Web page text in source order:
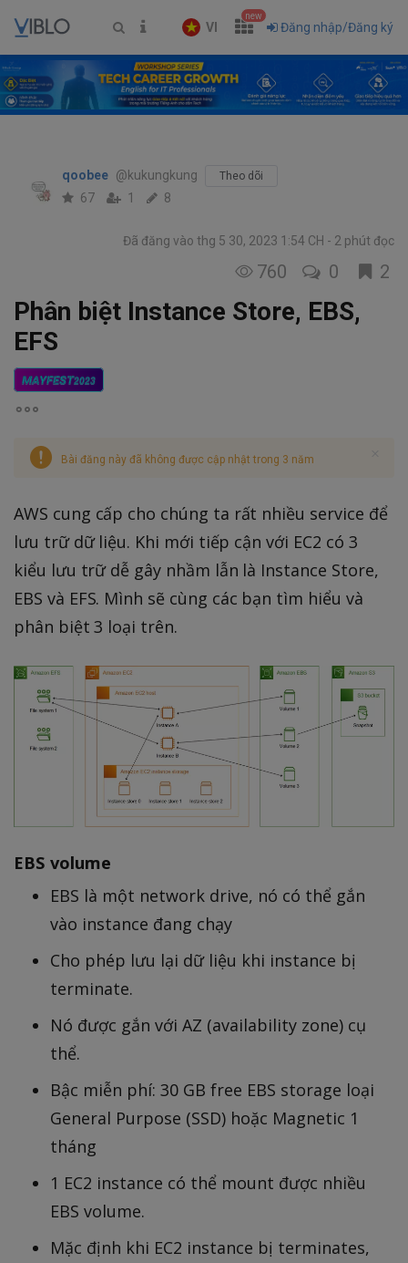
VI
new
Đăng nhập/Đăng ký
qoobee @kukungkung Theo dõi
67 1 8
Đã đăng vào thg 5 30, 2023 1:54 CH 2 phút đọc
760 0 2
Phân biệt Instance Store, EBS,
EFS
MAYFEST2023
Bài đăng này đã không được cập nhật trong 3 năm
AWS cung cấp cho chúng ta rất nhiều service để
lưu trữ dữ liệu. Khi mới tiếp cận với EC2 có 3
kiểu lưu trữ dễ gây nhầm lẫn là Instance Store,
EBS và EFS. Mình sẽ cùng các bạn tìm hiểu và
phân biệt 3 loại trên.
EBS volume
EBS là một network drive, nó có thể gắn
vào instance đang chạy
Cho phép lưu lại dữ liệu khi instance bị
terminate.
Nó được gắn với AZ (availability zone) cụ
thể.
Bậc miễn phí: 30 GB free EBS storage loại
General Purpose (SSD) hoặc Magnetic 1
tháng
1 EC2 instance có thể mount được nhiều
EBS volume.
Mặc định khi EC2 instance bị terminates,